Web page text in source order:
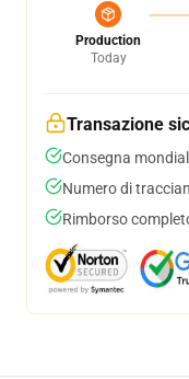
Production
Today
Transazione
Consegna
Numero di
Rimborso